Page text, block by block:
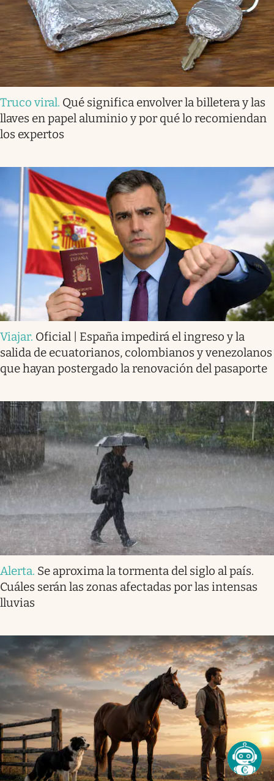
Truco viral. Qué significa envolver la billetera y las
llaves en papel aluminio y por qué lo recomiendan
los expertos
Viajar. Oficial | España impedirá el ingreso y la
salida de ecuatorianos, colombianos y venezolanos
que hayan postergado la renovación del pasaporte
Alerta. Se aproxima la tormenta del siglo al país.
Cuáles serán las zonas afectadas por las intensas
lluvias